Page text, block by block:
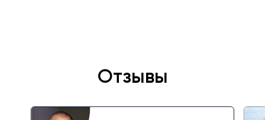
Отзывы